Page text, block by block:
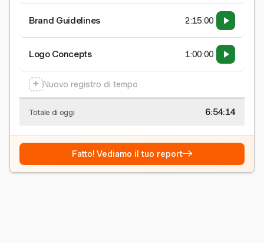
Brand Guidelines 2:15:00
Logo Concepts 1:00:00
+ Nuovo registro di tempo
Totale di oggi 6:54:15
Fatto! Vediamo il tuo report→